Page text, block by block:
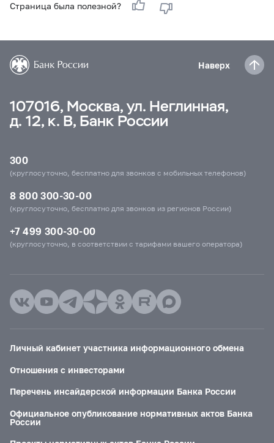
Страница была полезной?
Наверх
107016, Москва, ул. Неглинная,
д. 12, к. В, Банк России
300
(круглосуточно, бесплатно для звонков с мобильных телефонов)
8 800 300-30-00
(круглосуточно, бесплатно для звонков из регионов России)
+7 499 300-30-00
(круглосуточно, в соответствии с тарифами вашего оператора)
Личный кабинет участника информационного обмена
Отношения с инвесторами
Перечень инсайдерской информации Банка России
Официальное опубликование нормативных актов Банка
России